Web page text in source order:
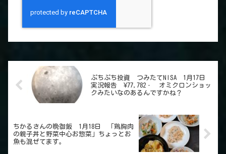
ぷちぷち投資 つみたてNISA 1月17日
実況報告 ¥77,782‐ オミクロンショッ
クみたいなのあるんですかね？
ちかるさんの晩御飯 1月18日 「鶏胸肉
の親子丼と野菜中心お惣菜」ちょっとお
魚も混ぜてます。